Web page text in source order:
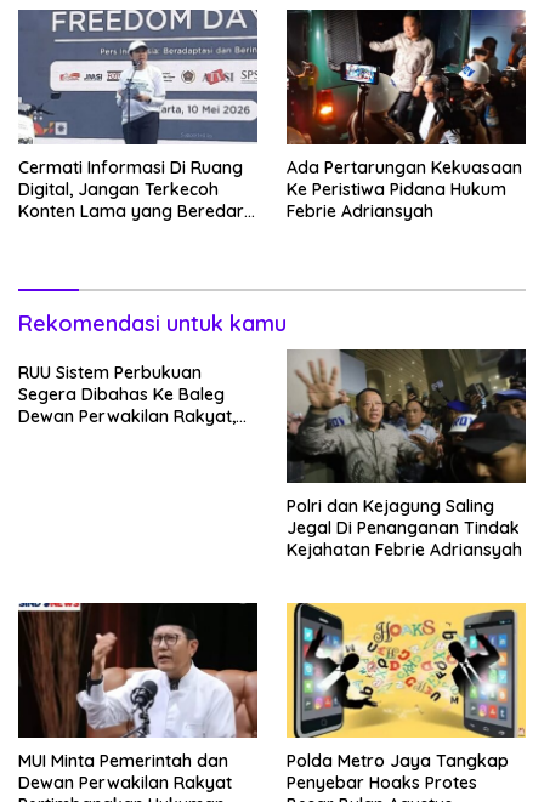
Cermati Informasi Di Ruang
Digital, Jangan Terkecoh
Konten Lama yang Beredar
Ada Pertarungan Kekuasaan
Ke Peristiwa Pidana Hukum
Febrie Adriansyah
Rekomendasi untuk kamu
RUU Sistem Perbukuan
Segera Dibahas Ke Baleg
Dewan Perwakilan Rakyat,
Polri dan Kejagung Saling
Jegal Di Penanganan Tindak
Kejahatan Febrie Adriansyah
MUI Minta Pemerintah dan
Dewan Perwakilan Rakyat
Polda Metro Jaya Tangkap
Penyebar Hoaks Protes